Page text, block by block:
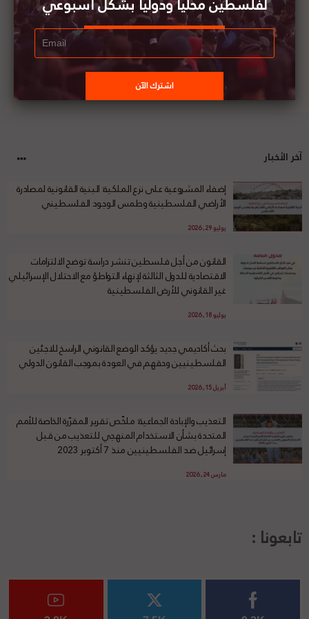
آخر الأخبار
إضفاء المشروعية على نزع الملكية: البنية القانونية لمصادرة
الأراضي الفلسطينية وطمس الوجود الفلسطيني
يوليو 29, 2026
القانون من أجل فلسطين تنشر دراسة توضح الالتزامات
الاقتصادية للدول الثالثة لإنهاء التواطؤ مع الاحتلال الإسرائيلي
غير القانوني للأرض الفلسطينية
يوليو 18, 2026
بحث أكاديمي جديد يؤكد الوضع القانوني الراسخ للاجئين
الفلسطينيين وحقهم في العودة بموجب القانون الدولي
أبريل 15, 2026
التعذيب والإبادة الجماعية: ملخّص تقرير المقرّرة الخاصة للأمم
المتحدة بشأن الاستخدام المنهجي للتعذيب من قبل
إسرائيل ضد الفلسطينيين منذ 7 أكتوبر 2023
مارس 24, 2026
تابعونا :